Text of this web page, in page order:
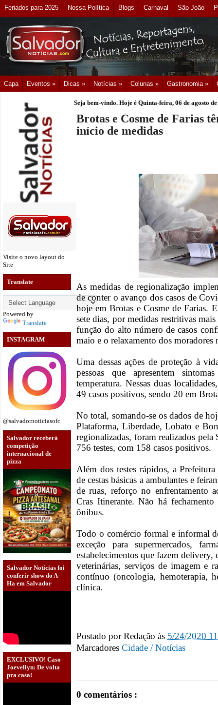
Feriados para 2025 Nossa Política Blogs Carnaval São João
Capa Eventos » Dicas » Notícias » Colunas » Gastronomia »
Visite o novo layout do
Site
Translate
Powered by
Translate
INSTAGRAM
@salvadornoticiasofc
Salvador receberá
competição
internacional de
pizza
Salvador Notícias foi
conferir show do A-
Ha em Salvador
EXCLUSIVO! Caso
Joevellyn: De volta
pra casa!
Seja bem-vindo. Hoje é Quinta-feira, 06 de agosto
Brotas e Cosme de Farias
início de medidas
As medidas de regionalização
de conter o avanço dos casos de
hoje em Brotas e Cosme de Farias.
sete dias, por medidas restritivas
função do alto número de casos
maio e o relaxamento dos moradores
Uma dessas ações de proteção à
pessoas que apresentem
temperatura. Nessas duas
49 casos positivos, sendo 20 em
No total, somando-se os dados de
Plataforma, Liberdade, Lobato e
regionalizadas, foram realizados
756 testes, com 158 casos positivos.
Além dos testes rápidos, a
de cestas básicas a ambulantes e
de ruas, reforço no enfrentamento
Cras Itinerante. Não há
ônibus.
Todo o comércio formal e informal
exceção para supermercados,
estabelecimentos que fazem
veterinárias, serviços de imagem e
contínuo (oncologia, hemoterapia,
clínica.
Postado porRedação às 5/24/2020
Marcadores Cidade / Notícias
0 comentários :